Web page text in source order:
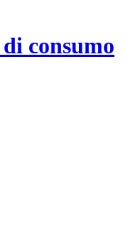
consumo